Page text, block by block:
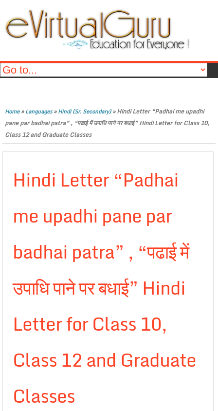
Home»Languages»Hindi (Sr. Secondary)»Hindi Letter “Padhai me upadhi
pane par badhai patra” , “पढाई में उपाधि पाने पर बधाई” Hindi Letter for Class 10,
Class 12 and Graduate Classes
Hindi Letter “Padhai
me upadhi pane par
badhai patra” , “पढाई में
उपाधि पाने पर बधाई” Hindi
Letter for Class 10,
Class 12 and Graduate
Classes